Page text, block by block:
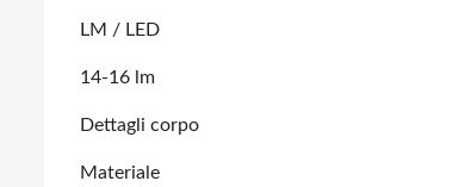
LM / LED
14-16 lm
Dettagli corpo
Materiale